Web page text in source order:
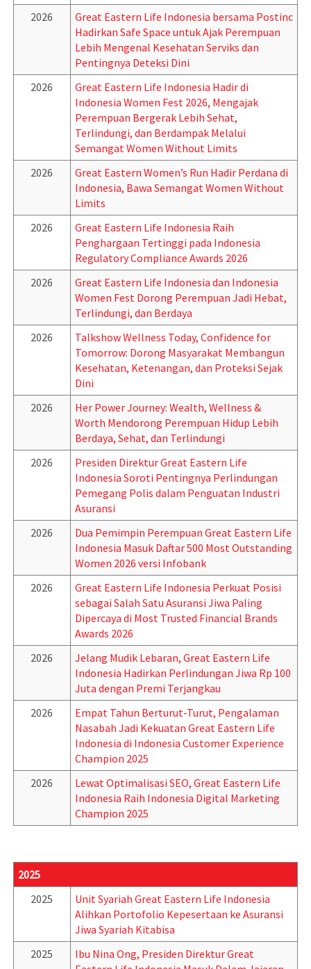
2026
Great Eastern Life Indonesia bersama Postinc
Hadirkan Safe Space untuk Ajak Perempuan
Lebih Mengenal Kesehatan Serviks dan
Pentingnya Deteksi Dini
2026
Great Eastern Life Indonesia Hadir di
Indonesia Women Fest 2026, Mengajak
Perempuan Bergerak Lebih Sehat,
Terlindungi, dan Berdampak Melalui
Semangat Women Without Limits
2026
Great Eastern Women’s Run Hadir Perdana di
Indonesia, Bawa Semangat Women Without
Limits
2026
Great Eastern Life Indonesia Raih
Penghargaan Tertinggi pada Indonesia
Regulatory Compliance Awards 2026
2026
Great Eastern Life Indonesia dan Indonesia
Women Fest Dorong Perempuan Jadi Hebat,
Terlindungi, dan Berdaya
2026
Talkshow Wellness Today, Confidence for
Tomorrow: Dorong Masyarakat Membangun
Kesehatan, Ketenangan, dan Proteksi Sejak
Dini
2026
Her Power Journey: Wealth, Wellness &
Worth Mendorong Perempuan Hidup Lebih
Berdaya, Sehat, dan Terlindungi
2026
Presiden Direktur Great Eastern Life
Indonesia Soroti Pentingnya Perlindungan
Pemegang Polis dalam Penguatan Industri
Asuransi
2026
Dua Pemimpin Perempuan Great Eastern Life
Indonesia Masuk Daftar 500 Most Outstanding
Women 2026 versi Infobank
2026
Great Eastern Life Indonesia Perkuat Posisi
sebagai Salah Satu Asuransi Jiwa Paling
Dipercaya di Most Trusted Financial Brands
Awards 2026
2026
Jelang Mudik Lebaran, Great Eastern Life
Indonesia Hadirkan Perlindungan Jiwa Rp 100
Juta dengan Premi Terjangkau
2026
Empat Tahun Berturut-Turut, Pengalaman
Nasabah Jadi Kekuatan Great Eastern Life
Indonesia di Indonesia Customer Experience
Champion 2025
2026
Lewat Optimalisasi SEO, Great Eastern Life
Indonesia Raih Indonesia Digital Marketing
Champion 2025
2025
2025
Unit Syariah Great Eastern Life Indonesia
Alihkan Portofolio Kepesertaan ke Asuransi
Jiwa Syariah Kitabisa
2025
Ibu Nina Ong, Presiden Direktur Great